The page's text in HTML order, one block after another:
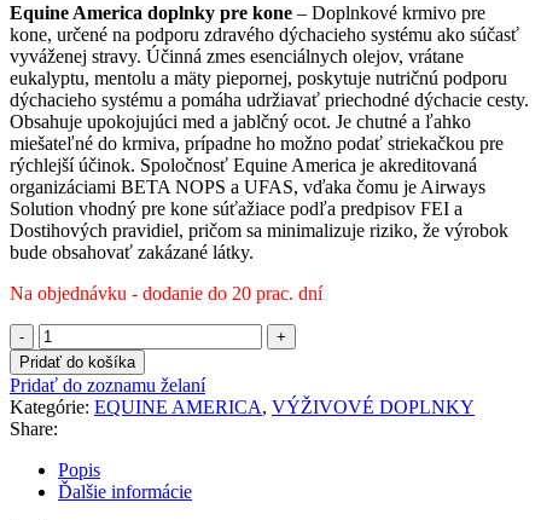
Equine America doplnky pre kone – Doplnkové krmivo pre
kone, určené na podporu zdravého dýchacieho systému ako súčasť
vyváženej stravy. Účinná zmes esenciálnych olejov, vrátane
eukalyptu, mentolu a mäty piepornej, poskytuje nutričnú podporu
dýchacieho systému a pomáha udržiavať priechodné dýchacie cesty.
Obsahuje upokojujúci med a jablčný ocot. Je chutné a ľahko
miešateľné do krmiva, prípadne ho možno podať striekačkou pre
rýchlejší účinok. Spoločnosť Equine America je akreditovaná
organizáciami BETA NOPS a UFAS, vďaka čomu je Airways
Solution vhodný pre kone súťažiace podľa predpisov FEI a
Dostihových pravidiel, pričom sa minimalizuje riziko, že výrobok
bude obsahovať zakázané látky.
Na objednávku - dodanie do 20 prac. dní
množstvo
Equine
America
-
Airways®
Solution
500ml
Pridať do košíka
Pridať do zoznamu želaní
Kategórie: EQUINE AMERICA, VÝŽIVOVÉ DOPLNKY
Share:
Popis
Ďalšie informácie